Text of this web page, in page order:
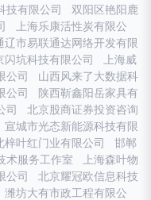
技有限公司
双阳区艳阳鹿
上海乐康活性炭有限公
辽市易联通达网络开发有限
闪坑科技有限公司
上海威
公司
山西风来了大数据科
公司
陕西靳鑫阳岳家具有
司
北京股商证券投资咨询
宣城市光态新能源科技有限
梓叶红门业有限公司
邯郸
术服务工作室
上海森叶物
公司
北京耀冠欧信息科技
潍坊大有市政工程有限公